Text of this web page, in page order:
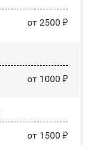
от 2500 ₽
от 1000 ₽
от 1500 ₽